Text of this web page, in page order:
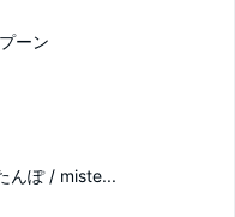
ーン
んぽ / miste...